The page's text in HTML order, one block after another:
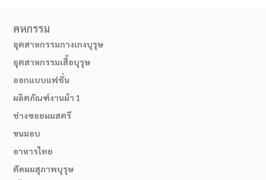
คหกรรม
อุตสาหกรรมกางเกงบุรุษ
อุตสาหกรรมเสื้อบุรุษ
ออกแบบแฟชั่น
ผลิตภัณฑ์งานผ้า 1
ช่างซอยผมสตรี
ขนมอบ
อาหารไทย
ตัดผมสุภาพบุรุษ